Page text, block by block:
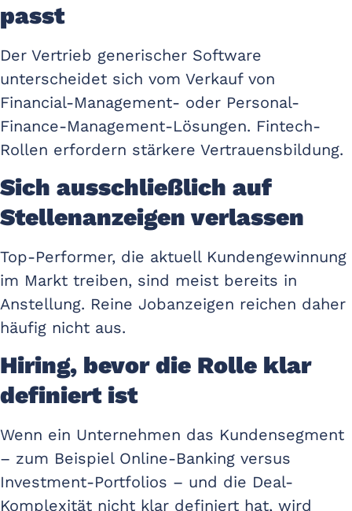
passt
Der Vertrieb generischer Software
unterscheidet sich vom Verkauf von
Financial-Management- oder Personal-
Finance-Management-Lösungen. Fintech-
Rollen erfordern stärkere Vertrauensbildung.
Sich ausschließlich auf
Stellenanzeigen verlassen
Top-Performer, die aktuell Kundengewinnung
im Markt treiben, sind meist bereits in
Anstellung. Reine Jobanzeigen reichen daher
häufig nicht aus.
Hiring, bevor die Rolle klar
definiert ist
Wenn ein Unternehmen das Kundensegment
– zum Beispiel Online-Banking versus
Investment-Portfolios – und die Deal-
Komplexität nicht klar definiert hat, wird